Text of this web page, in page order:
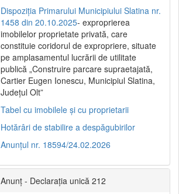
Dispoziția Primarului Municipiului Slatina nr.
1458 din 20.10.2025- exproprierea
imobilelor proprietate privată, care
constituie coridorul de expropriere, situate
pe amplasamentul lucrării de utilitate
publică „Construire parcare supraetajată,
Cartier Eugen Ionescu, Municipiul Slatina,
Județul Olt”
Tabel cu imobilele și cu proprietarii
Hotărâri de stabilire a despăgubirilor
Anunțul nr. 18594/24.02.2026
Anunț - Declarația unică 212